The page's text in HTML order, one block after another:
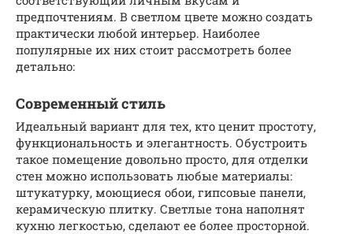
предпочтениям. В светлом цвете можно создать
практически любой интерьер. Наиболее
популярные их них стоит рассмотреть более
детально:
Современный стиль
Идеальный вариант для тех, кто ценит простоту,
функциональность и элегантность. Обустроить
такое помещение довольно просто, для отделки
стен можно использовать любые материалы:
штукатурку, моющиеся обои, гипсовые панели,
керамическую плитку. Светлые тона наполнят
кухню легкостью, сделают ее более просторной.